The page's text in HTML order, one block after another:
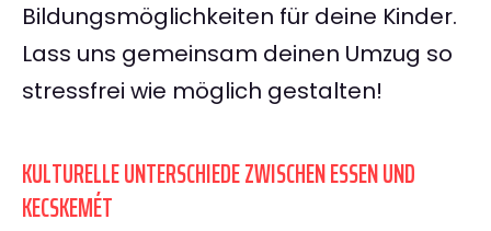
Bildungsmöglichkeiten für deine Kinder.
Lass uns gemeinsam deinen Umzug so
stressfrei wie möglich gestalten!
KULTURELLE UNTERSCHIEDE ZWISCHEN ESSEN UND
KECSKEMÉT